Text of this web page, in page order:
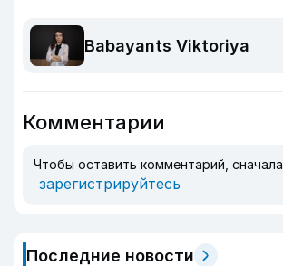
Babayants Viktoriya
Комментарии
Чтобы оставить комментарий, сначала
зарегистрируйтесь
Последние новости